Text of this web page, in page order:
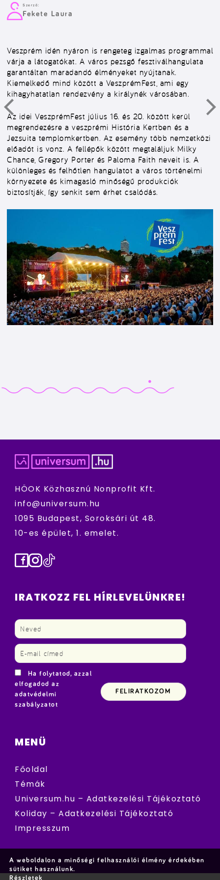
Szerző:
Fekete Laura
Veszprém idén nyáron is rengeteg izgalmas programmal
várja a látogatókat. A város pezsgő fesztiválhangulata
garantáltan maradandó élményeket nyújtanak.
Kiemelkedő mind között a VeszprémFest, ami egy
kihagyhatatlan rendezvény a királynék városában.
Az idei VeszprémFest július 16. és 20. között kerül
megrendezésre a veszprémi História Kertben és a
Jezsuita templomkertben. Az esemény több nemzetközi
előadót is vonz. A fellépők között megtaláljuk Milky
Chance, Gregory Porter és Paloma Faith neveit is. A
különleges és felhőtlen hangulatot a város történelmi
környezete és kimagasló minőségű produkciók
biztosítják, így senkit sem érhet csalódás.
HÖOK Közhasznú Nonprofit Kft.
info@universum.hu
1095 Budapest, Soroksári út 48.
10-es épület, 1. emelet.
Facebook
Instagram
TikTok
IRATKOZZ FEL HÍRLEVELÜNKRE!
Ha folytatod, azzal
elfogadod az
adatvédelmi
szabályzatot
MENÜ
Főoldal
Témák
Universum.hu – Adatkezelési Tájékoztató
Koliday – Adatkezelési Tájékoztató
Impresszum
A weboldalon a minőségi felhasználói élmény érdekében
sütiket használunk.
Részletek